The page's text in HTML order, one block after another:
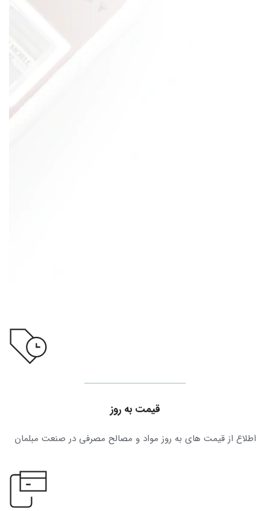
قیمت به روز
اطلاع از قیمت های به روز مواد و مصالح مصرفی در صنعت مبلمان